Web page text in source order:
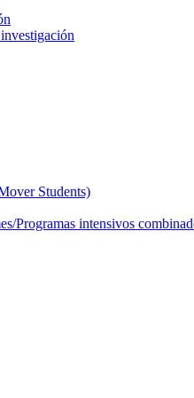
Students)
Programas intensivos